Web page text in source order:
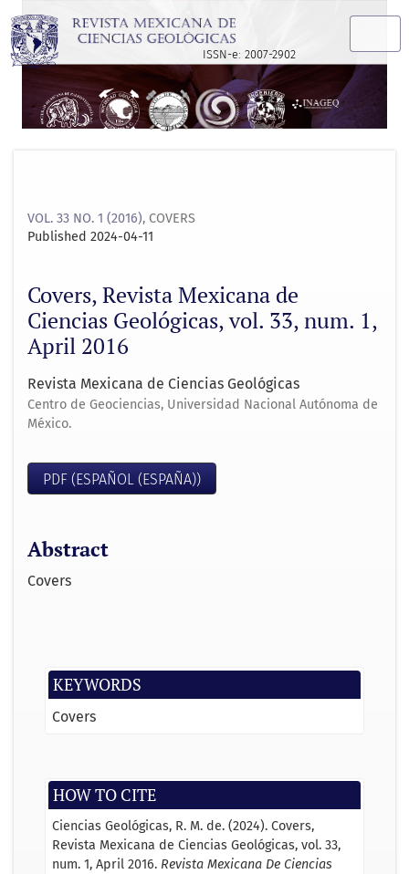
ISSN-e: 2007-2902
VOL. 33 NO. 1 (2016), COVERS
Covers, Revista Mexicana de
Ciencias Geológicas, vol. 33, num. 1,
April 2016
Published 2024-04-11
Revista Mexicana de Ciencias Geológicas
Centro de Geociencias, Universidad Nacional Autónoma de
México.
PDF (ESPAÑOL (ESPAÑA))
KEYWORDS
Covers
HOW TO CITE
Ciencias Geológicas, R. M. de. (2024). Covers,
Revista Mexicana de Ciencias Geológicas, vol. 33,
num. 1, April 2016. Revista Mexicana De Ciencias
Abstract
Covers